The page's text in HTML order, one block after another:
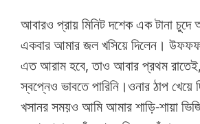
আবারও প্রায় মিনিট দশেক এক টানা
একবার আমার জল খসিয়ে দিলেন। উফফফ!
এত আরাম হবে, তাও আবার প্রথম
স্বপ্নেও ভাবতে পারিনি।ওনার ঠাপ খেয়ে
খসানর সময়ও আমি আমার শাড়ি-শায়া